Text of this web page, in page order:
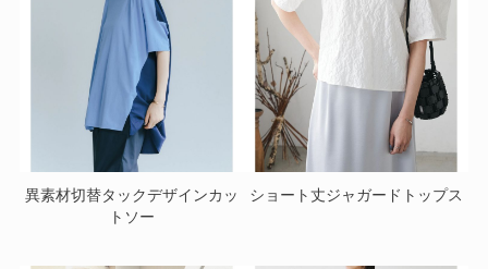
異素材切替タックデザインカッ
トソー
ショート丈ジャガードトップス